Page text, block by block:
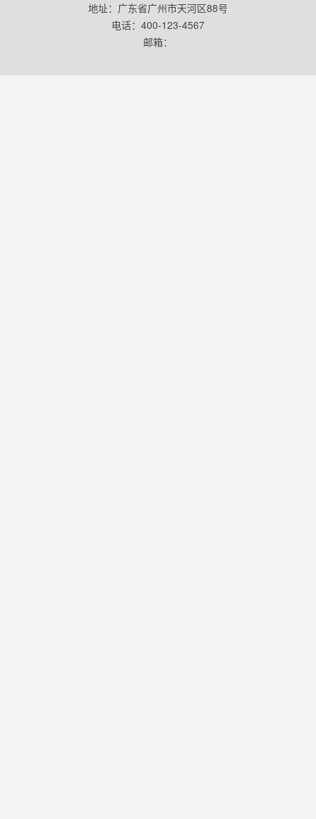
地址：广东省广州市天河区88号
电话：400-123-4567
邮箱：